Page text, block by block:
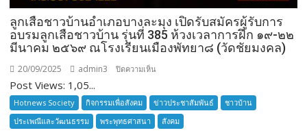
ลูกเสือชาวบ้านอำเภอบางละมุง เปิดรับสมัครผู้รับการ
อบรมลูกเสือชาวบ้าน รุ่นที่ 385 ห้วงเวลาการฝึก ๑๙-๒๒
มีนาคม ๒๕๖๙ ณโรงเรียนเมืองพัทยา๘ (วัดชัยมงคล)
20/09/2025 admin3 ปิดความเห็น
เสือ
ชาว
บ้าน
Post Views: 1,05...
Hotnews Society กิจกรรมเพื่อสังคม ข่าวประชาสัมพันธ์
ชาวบ้าน
ประเพณีและวัฒนธรรม
พระพุทธศาสนา สังคม